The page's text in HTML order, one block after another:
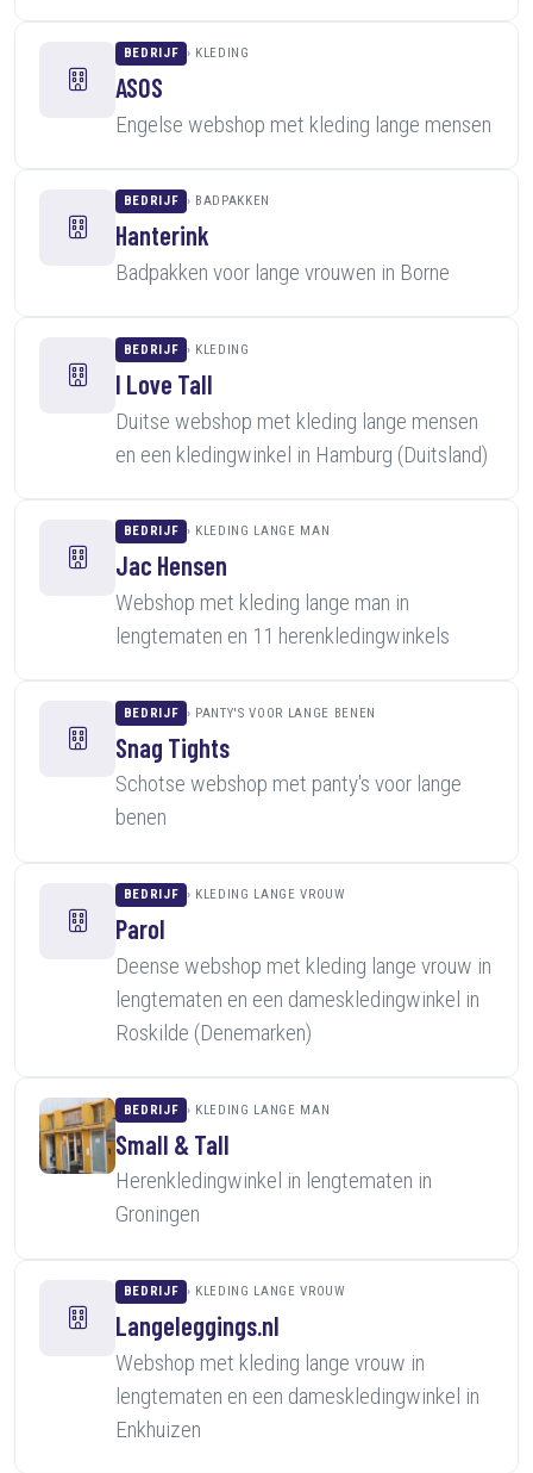
BEDRIJF KLEDING
ASOS
Engelse webshop met kleding lange mensen
BEDRIJF BADPAKKEN
Hanterink
Badpakken voor lange vrouwen in Borne
BEDRIJF KLEDING
I Love Tall
Duitse webshop met kleding lange mensen
en een kledingwinkel in Hamburg (Duitsland)
BEDRIJF KLEDING LANGE MAN
Jac Hensen
Webshop met kleding lange man in
lengtematen en 11 herenkledingwinkels
BEDRIJF PANTY'S VOOR LANGE BENEN
Snag Tights
Schotse webshop met panty's voor lange
benen
BEDRIJF KLEDING LANGE VROUW
Parol
Deense webshop met kleding lange vrouw in
lengtematen en een dameskledingwinkel in
Roskilde (Denemarken)
BEDRIJF KLEDING LANGE MAN
Small & Tall
Herenkledingwinkel in lengtematen in
Groningen
BEDRIJF KLEDING LANGE VROUW
Langeleggings.nl
Webshop met kleding lange vrouw in
lengtematen en een dameskledingwinkel in
Enkhuizen